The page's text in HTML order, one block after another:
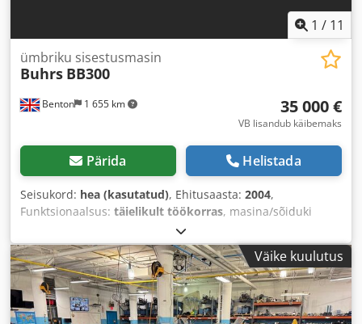
1 / 11
Benton 1 655 km
ümbriku sisestusmasin
Buhrs BB300
35 000 €
VB lisandub käibemaks
Pärida Helistada
Seisukord: hea (kasutatud), Ehitusaasta: 2004,
Funktsionaalsus: täielikult töökorras, masina/sõiduki
Väike kuulutus